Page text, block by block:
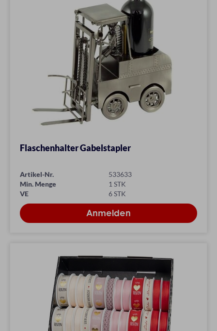
Flaschenhalter Gabelstapler
Artikel-Nr.
533633
Min. Menge
1 STK
VE
6 STK